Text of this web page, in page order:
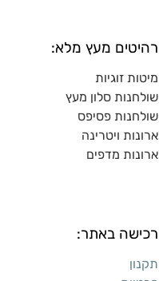
רהיטים מעץ מלא:
מיטות זוגיות
שולחנות סלון מעץ
שולחנות פסיפס
ארונות ויטרינה
ארונות מדפים
רכישה באתר:
תקנון